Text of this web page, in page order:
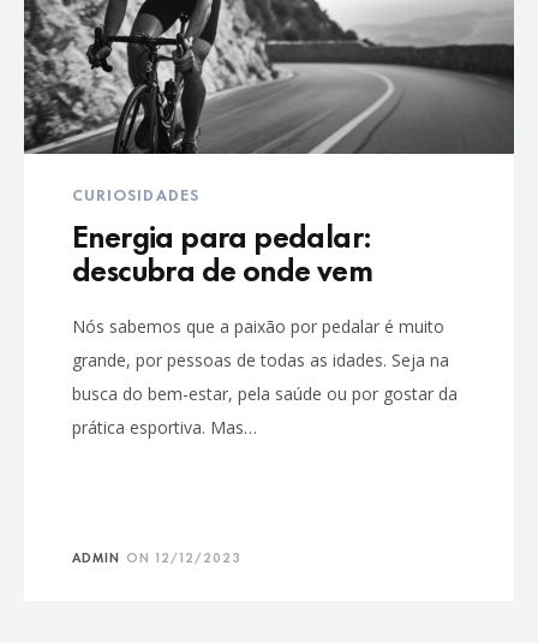
CURIOSIDADES
Energia para pedalar:
descubra de onde vem
Nós sabemos que a paixão por pedalar é muito
grande, por pessoas de todas as idades. Seja na
busca do bem-estar, pela saúde ou por gostar da
prática esportiva. Mas…
ADMIN ON 12/12/2023